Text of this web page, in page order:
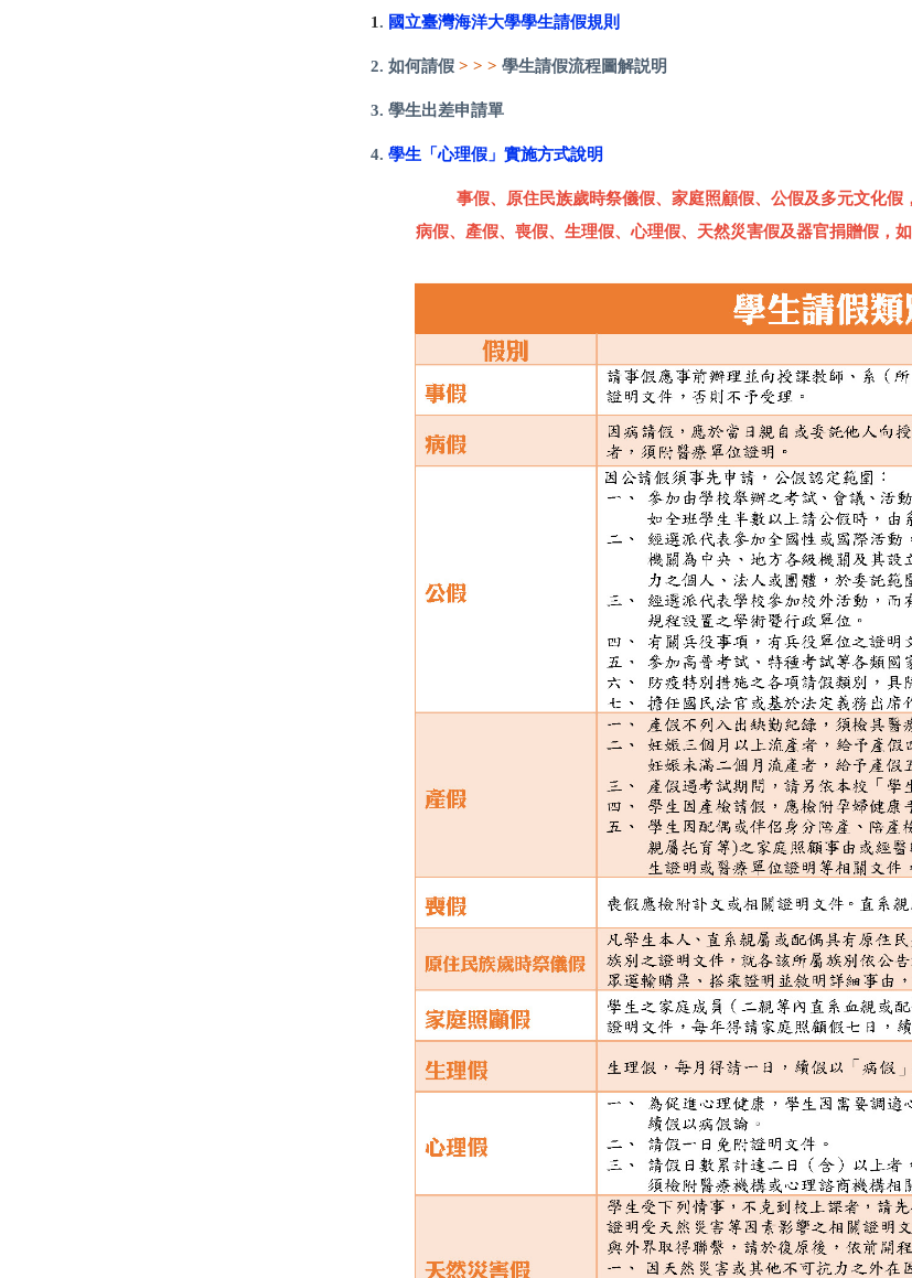
1. 國立臺灣海洋大學學生請假規則
2. 如何請假 > > > 學生請假流程圖解説明
3. 學生出差申請單
4. 學生「心理假」實施方式說明
事假、原住民族歲時祭儀假、家庭照顧假、公假及多元文化假
病假、產假、喪假、生理假、心理假、天然災害假及器官捐贈假，